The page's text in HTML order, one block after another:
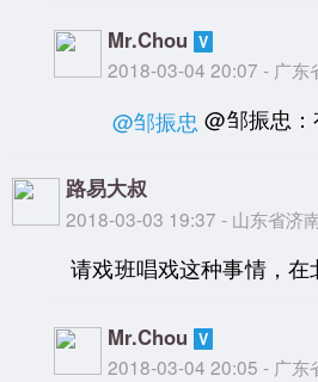
Mr.Chou
2018-03-04 20:07 - 广东
@邹振忠 @邹振忠
路易大叔
2018-03-03 19:37 - 山东省济
请戏班唱戏这种事情，
Mr.Chou
2018-03-04 20:05 - 广东